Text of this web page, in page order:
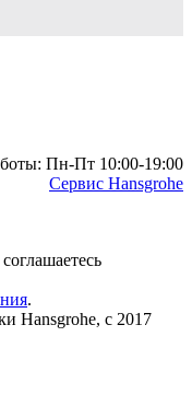
Пн-Пт 10:00-19:00
Сервис Hansgrohe
.
Hansgrohe, с 2017